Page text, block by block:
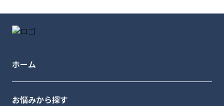
ホーム
お悩みから探す